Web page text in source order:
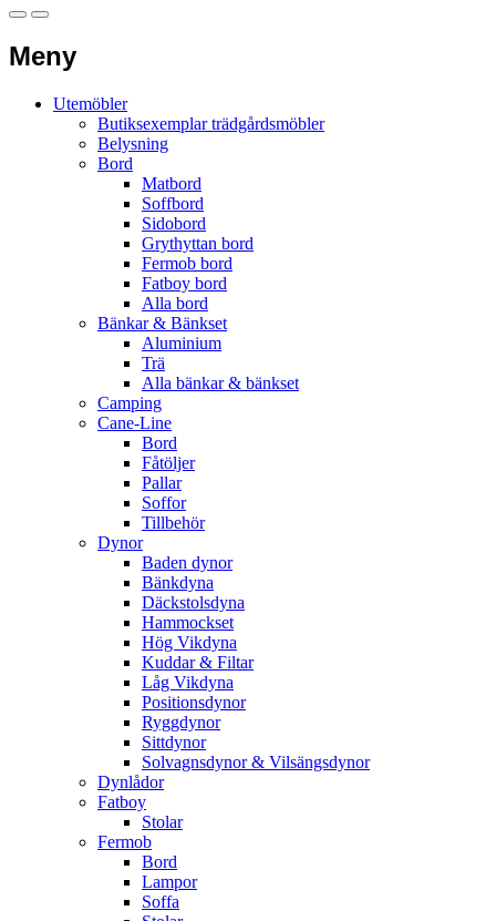
Meny
Utemöbler
Butiksexemplar trädgårdsmöbler
Belysning
Bord
Matbord
Soffbord
Sidobord
Grythyttan bord
Fermob bord
Fatboy bord
Alla bord
Bänkar & Bänkset
Aluminium
Trä
Alla bänkar & bänkset
Camping
Cane-Line
Bord
Fåtöljer
Pallar
Soffor
Tillbehör
Dynor
Baden dynor
Bänkdyna
Däckstolsdyna
Hammockset
Hög Vikdyna
Kuddar & Filtar
Låg Vikdyna
Positionsdynor
Ryggdynor
Sittdynor
Solvagnsdynor & Vilsängsdynor
Dynlådor
Fatboy
Stolar
Fermob
Bord
Lampor
Soffa